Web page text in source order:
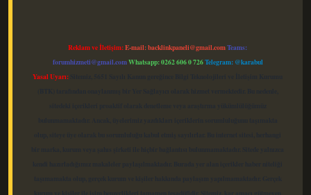
Reklam ve İletişim:E-mail:backlinkpaneli@gmail.comTeams:
forumhizmeti@gmail.comWhatsapp: 0262 606 0 726Telegram: @karabul
Yasal Uyarı: